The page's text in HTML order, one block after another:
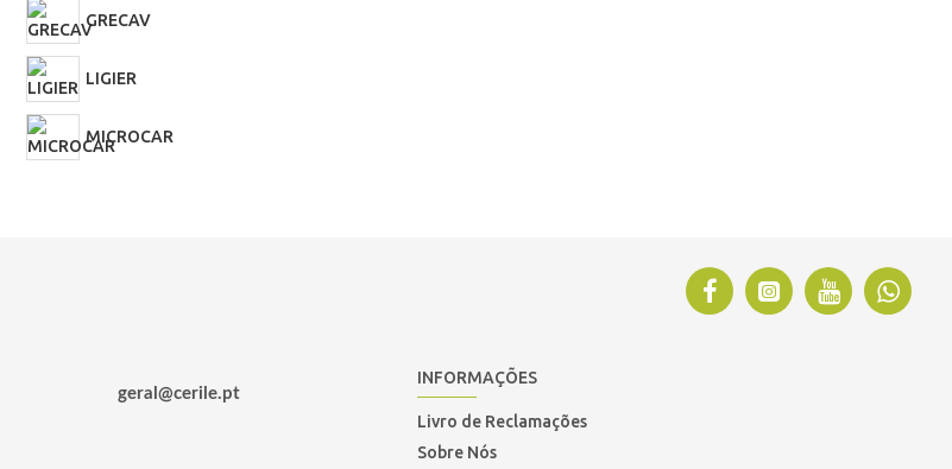
GRECAV
LIGIER
MICROCAR
geral@cerile.pt
INFORMAÇÕES
Livro de Reclamações
Sobre Nós